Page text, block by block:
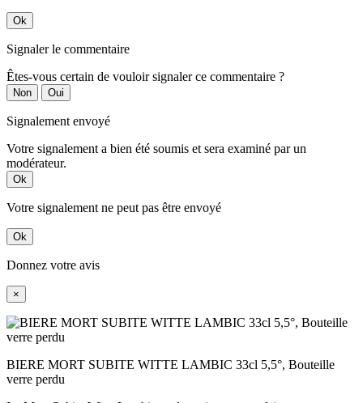
Ok
Signaler le commentaire
Êtes-vous certain de vouloir signaler ce commentaire ?
Non Oui
Signalement envoyé
Votre signalement a bien été soumis et sera examiné par un
modérateur.
Ok
Votre signalement ne peut pas être envoyé
Ok
Donnez votre avis
×
BIERE MORT SUBITE WITTE LAMBIC 33cl 5,5°, Bouteille
verre perdu